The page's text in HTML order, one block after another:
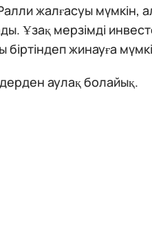
жалғасуы мүмкін,
Ұзақ мерзімді
жинауға
аулақ болайық.